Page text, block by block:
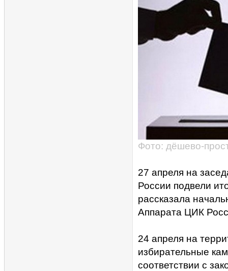
Фото: дёшево-
27 апреля на
России подвели
рассказала
Аппарата ЦИК
24 апреля на
избирательные
соответствии с